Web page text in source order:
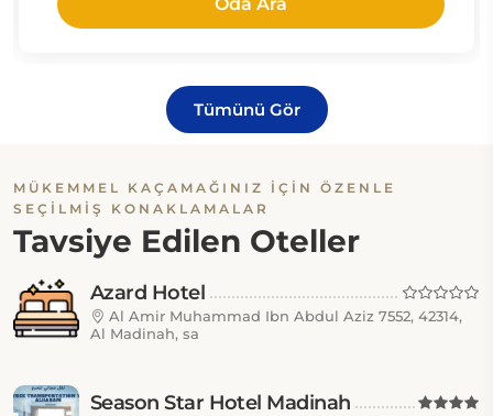
Tümünü Gör
MÜKEMMEL KAÇAMAĞINIZ İÇIN ÖZENLE
SEÇILMIŞ KONAKLAMALAR
Tavsiye Edilen Oteller
Azard Hotel
Al Amir Muhammad Ibn Abdul Aziz 7552, 42314,
Al Madinah, sa
Season Star Hotel Madinah